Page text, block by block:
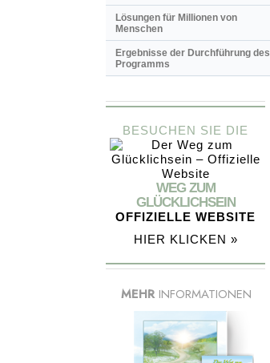
Lösungen für Millionen von
Menschen
Ergebnisse der Durchführung des
Programms
BESUCHEN SIE DIE
WEG ZUM
GLÜCKLICHSEIN
OFFIZIELLE WEBSITE
HIER KLICKEN »
MEHR INFORMATIONEN